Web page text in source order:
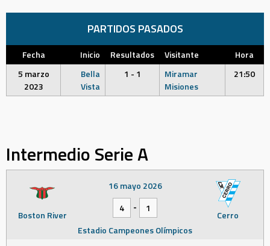
PARTIDOS PASADOS
Fecha Inicio Resultados Visitante
Hora
5 marzo
2023
Bella
Vista
1 - 1
Miramar
Misiones
21:50
Intermedio Serie A
Boston River Cerro
16 mayo 2026
4
-
1
Estadio Campeones Olímpicos